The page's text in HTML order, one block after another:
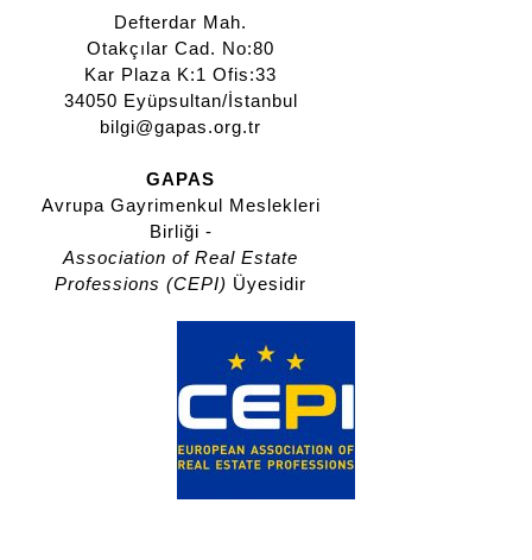
Defterdar Mah.
Otakçılar Cad. No:80
Kar Plaza K:1 Ofis:33
34050 Eyüpsultan/İstanbul
bilgi@gapas.org.tr
GAPAS
Avrupa Gayrimenkul Meslekleri
Birliği -
Association of Real Estate
Professions (CEPI) Üyesidir